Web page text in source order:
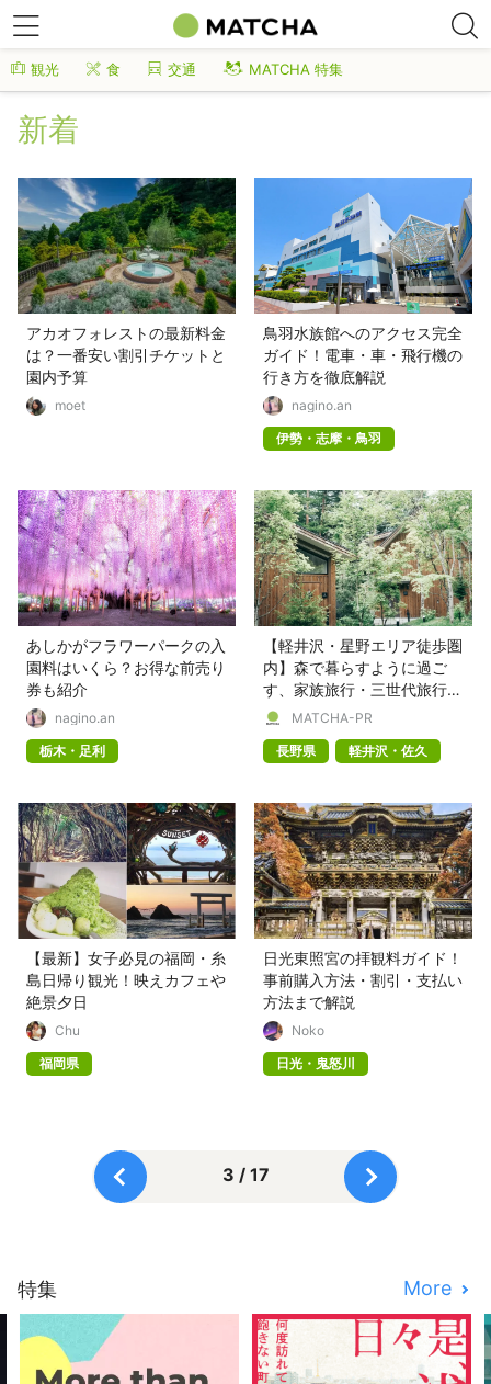
観光 食 交通 MATCHA 特集
新着
アカオフォレストの最新料金
は？一番安い割引チケットと
園内予算
moet
鳥羽水族館へのアクセス完全
ガイド！電車・車・飛行機の
行き方を徹底解説
nagino.an
伊勢・志摩・鳥羽
あしかがフラワーパークの入
園料はいくら？お得な前売り
券も紹介
nagino.an
栃木・足利
【軽井沢・星野エリア徒歩圏
内】森で暮らすように過ご
す、家族旅行・三世代旅行・
記念日旅行を彩る上質な一棟
VILLA」
MATCHA-PR
長野県
軽井沢・佐久
【最新】女子必見の福岡・糸
島日帰り観光！映えカフェや
絶景夕日
Chu
福岡県
日光東照宮の拝観料ガイド！
事前購入方法・割引・支払い
方法まで解説
Noko
日光・鬼怒川
3 / 17
特集 More